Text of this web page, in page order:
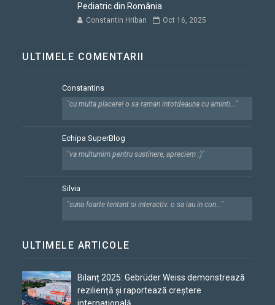
Pediatric din România
Constantin Hriban Oct 16, 2025
ULTIMELE COMENTARII
Constantins
"cu multa placere! o sa raman intotdeauna cu aminti..."
Echipa SuperBlog
"va multumim pentru sustinere, apreciem :)"
Silvia
"suna foarte tentant si interactiv. o sa iau in con..."
ULTIMELE ARTICOLE
Bilanț 2025: Gebrüder Weiss demonstrează
reziliență și raportează creștere